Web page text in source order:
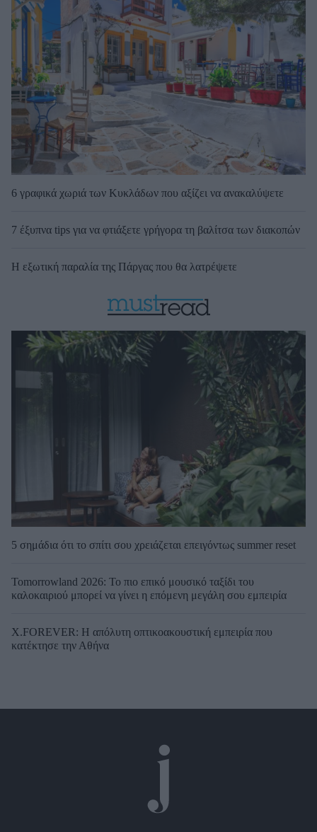
6 γραφικά χωριά των Κυκλάδων που αξίζει να ανακαλύψετε
7 έξυπνα tips για να φτιάξετε γρήγορα τη βαλίτσα των διακοπών
Η εξωτική παραλία της Πάργας που θα λατρέψετε
5 σημάδια ότι το σπίτι σου χρειάζεται επειγόντως summer reset
Tomorrowland 2026: Το πιο επικό μουσικό ταξίδι του
καλοκαιριού μπορεί να γίνει η επόμενη μεγάλη σου εμπειρία
X.FOREVER: Η απόλυτη οπτικοακουστική εμπειρία που
κατέκτησε την Αθήνα